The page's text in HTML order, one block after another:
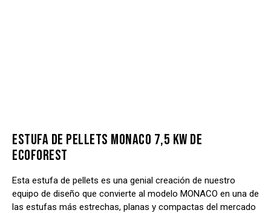
ESTUFA DE PELLETS MONACO 7,5 KW DE
ECOFOREST
Esta estufa de pellets es una genial creación de nuestro
equipo de diseño que convierte al modelo MONACO en una de
las estufas más estrechas, planas y compactas del mercado